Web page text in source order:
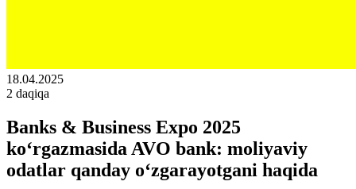
18.04.2025
2 daqiqa
Banks & Business Expo 2025
ko‘rgazmasida AVO bank: moliyaviy
odatlar qanday o‘zgarayotgani haqida